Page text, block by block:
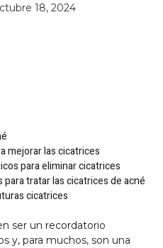
18, 2024
mejorar las cicatrices
para eliminar cicatrices
tratar las cicatrices de acné
cicatrices
ser un recordatorio
y, para muchos, son una